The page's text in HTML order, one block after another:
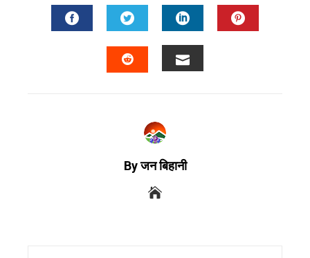
By जन बिहानी